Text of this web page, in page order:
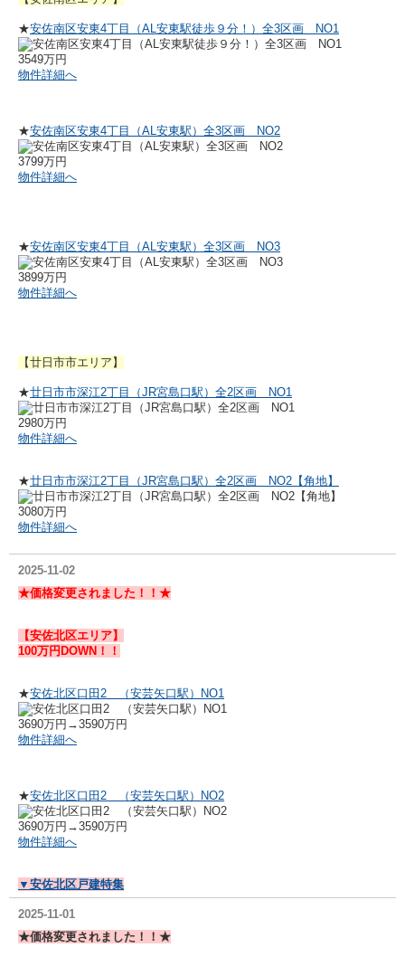
★安佐南区安東4丁目（AL安東駅徒歩９分！）全3区画 NO1
3549万円
物件詳細へ
★安佐南区安東4丁目（AL安東駅）全3区画 NO2
3799万円
物件詳細へ
★安佐南区安東4丁目（AL安東駅）全3区画 NO3
3899万円
物件詳細へ
【廿日市市エリア】
★廿日市市深江2丁目（JR宮島口駅）全2区画 NO1
2980万円
物件詳細へ
★廿日市市深江2丁目（JR宮島口駅）全2区画 NO2【角地】
3080万円
物件詳細へ
2025-11-02
★価格変更されました！！★
【安佐北区エリア】
100万円DOWN！！
★安佐北区口田2 （安芸矢口駅）NO1
3690万円→3590万円
物件詳細へ
★安佐北区口田2 （安芸矢口駅）NO2
3690万円→3590万円
物件詳細へ
▼安佐北区戸建特集
2025-11-01
★価格変更されました！！★